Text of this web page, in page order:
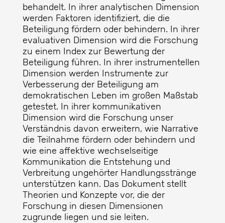
behandelt. In ihrer analytischen Dimension
werden Faktoren identifiziert, die die
Beteiligung fördern oder behindern. In ihrer
evaluativen Dimension wird die Forschung
zu einem Index zur Bewertung der
Beteiligung führen. In ihrer instrumentellen
Dimension werden Instrumente zur
Verbesserung der Beteiligung am
demokratischen Leben im großen Maßstab
getestet. In ihrer kommunikativen
Dimension wird die Forschung unser
Verständnis davon erweitern, wie Narrative
die Teilnahme fördern oder behindern und
wie eine affektive wechselseitige
Kommunikation die Entstehung und
Verbreitung ungehörter Handlungsstränge
unterstützen kann. Das Dokument stellt
Theorien und Konzepte vor, die der
Forschung in diesen Dimensionen
zugrunde liegen und sie leiten.